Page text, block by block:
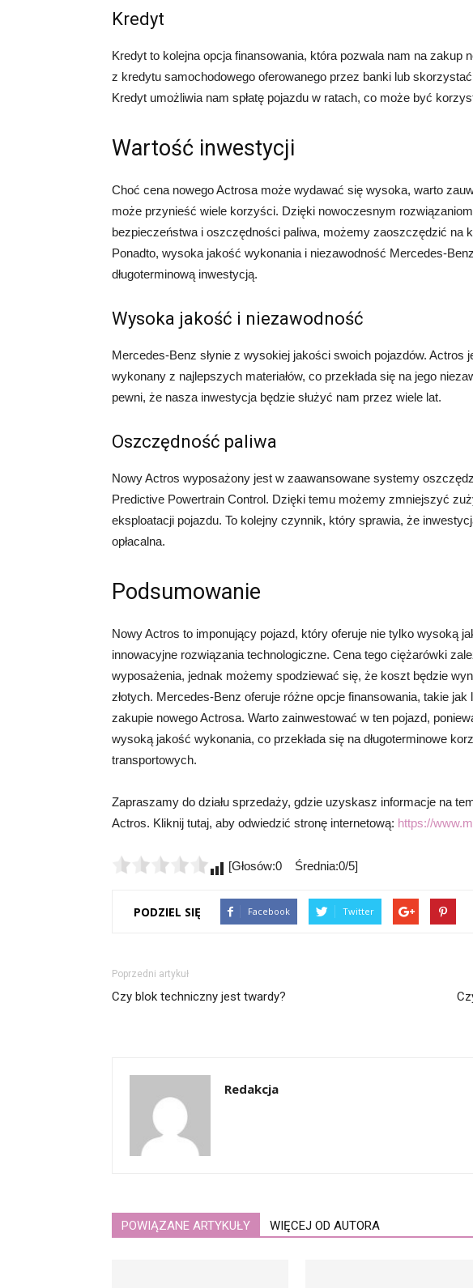
Kredyt
Kredyt to kolejna opcja finansowania, która pozwala nam na zakup
z kredytu samochodowego oferowanego przez banki lub
Kredyt umożliwia nam spłatę pojazdu w ratach, co może być
Wartość inwestycji
Choć cena nowego Actrosa może wydawać się wysoka, warto
może przynieść wiele korzyści. Dzięki nowoczesnym
bezpieczeństwa i oszczędności paliwa, możemy zaoszczędzić na
Ponadto, wysoka jakość wykonania i niezawodność Mercedes-
długoterminową inwestycją.
Wysoka jakość i niezawodność
Mercedes-Benz słynie z wysokiej jakości swoich pojazdów. Actros
wykonany z najlepszych materiałów, co przekłada się na jego
pewni, że nasza inwestycja będzie służyć nam przez wiele lat.
Oszczędność paliwa
Nowy Actros wyposażony jest w zaawansowane systemy
Predictive Powertrain Control. Dzięki temu możemy zmniejszyć
eksploatacji pojazdu. To kolejny czynnik, który sprawia, że
opłacalna.
Podsumowanie
Nowy Actros to imponujący pojazd, który oferuje nie tylko wysoką
innowacyjne rozwiązania technologiczne. Cena tego ciężarówki
wyposażenia, jednak możemy spodziewać się, że koszt będzie
złotych. Mercedes-Benz oferuje różne opcje finansowania, takie
zakupie nowego Actrosa. Warto zainwestować w ten pojazd,
wysoką jakość wykonania, co przekłada się na długoterminowe
transportowych.
Zapraszamy do działu sprzedaży, gdzie uzyskasz informacje na
Actros. Kliknij tutaj, aby odwiedzić stronę internetową: https://
[Głosów:0 Średnia:0/5]
PODZIEL SIĘ Facebook Twitter
Poprzedni artykuł
Czy blok techniczny jest twardy?
Redakcja
POWIĄZANE ARTYKUŁY WIĘCEJ OD AUTORA